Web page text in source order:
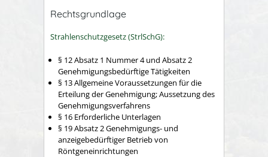
Rechtsgrundlage
Strahlenschutzgesetz (StrlSchG):
§ 12 Absatz 1 Nummer 4 und Absatz 2
Genehmigungsbedürftige Tätigkeiten
§ 13 Allgemeine Voraussetzungen für die
Erteilung der Genehmigung; Aussetzung des
Genehmigungsverfahrens
§ 16 Erforderliche Unterlagen
§ 19 Absatz 2 Genehmigungs- und
anzeigebedürftiger Betrieb von
Röntgeneinrichtungen